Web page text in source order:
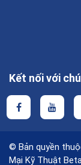
Kết nối với
© Bản quyền
Mại Kỹ Thuật